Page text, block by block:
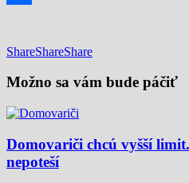
ShareShareShare
Možno sa vám bude páčiť
Domovariči chcú vyšší
nepoteší